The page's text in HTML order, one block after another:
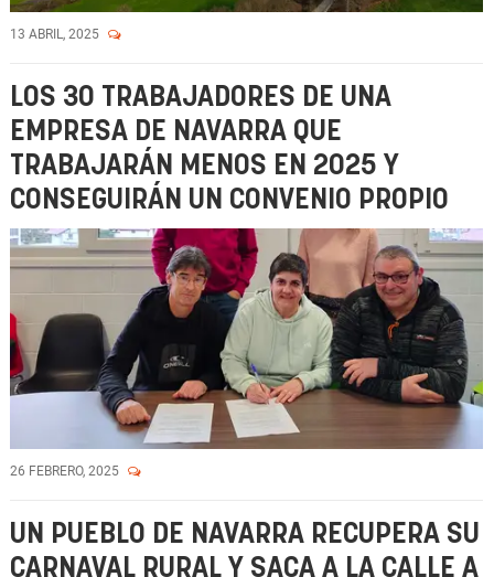
13 ABRIL, 2025
LOS 30 TRABAJADORES DE UNA
EMPRESA DE NAVARRA QUE
TRABAJARÁN MENOS EN 2025 Y
CONSEGUIRÁN UN CONVENIO PROPIO
26 FEBRERO, 2025
UN PUEBLO DE NAVARRA RECUPERA SU
CARNAVAL RURAL Y SACA A LA CALLE A